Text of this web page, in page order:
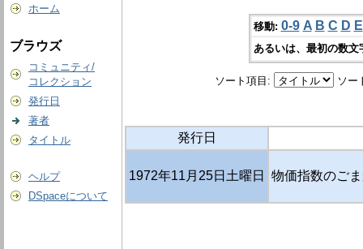
ホーム
ブラウズ
コミュニティ/
コレクション
発行日
著者
タイトル
ヘルプ
DSpaceについて
移動: 0-9 A B C D E
あるいは、最初の数
ソート項目: ソー
発行日
1972年11月25日土曜日 物価指数のご